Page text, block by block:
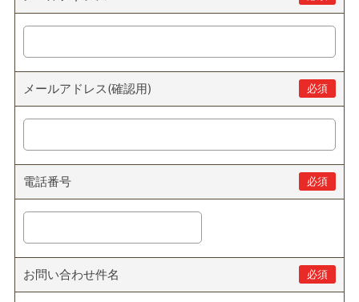
メールアドレス(確認用) 必須
電話番号 必須
お問い合わせ件名 必須